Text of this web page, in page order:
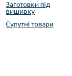
Заготовки під
вишивку
Супутні товари